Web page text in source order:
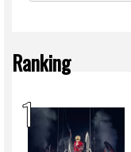
Ranking